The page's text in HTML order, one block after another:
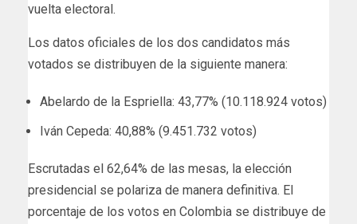
vuelta electoral.
Los datos oficiales de los dos candidatos más
votados se distribuyen de la siguiente manera:
Abelardo de la Espriella: 43,77% (10.118.924 votos)
Iván Cepeda: 40,88% (9.451.732 votos)
Escrutadas el 62,64% de las mesas, la elección
presidencial se polariza de manera definitiva. El
porcentaje de los votos en Colombia se distribuye de